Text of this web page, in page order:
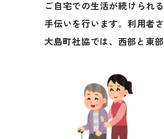
ご自宅での生活が続けられ
手伝いを行います。利用者
大島町社協では、西部と東